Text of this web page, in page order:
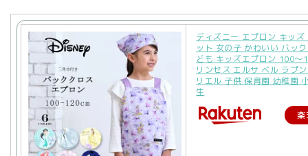
ディズニー エプロン キッズ
ット 女の子 かわいい バッ
ども キッズエプロン 100〜
リンセス エルサ ベル ラプ
リエル 子供 保育園 幼稚園
生
楽